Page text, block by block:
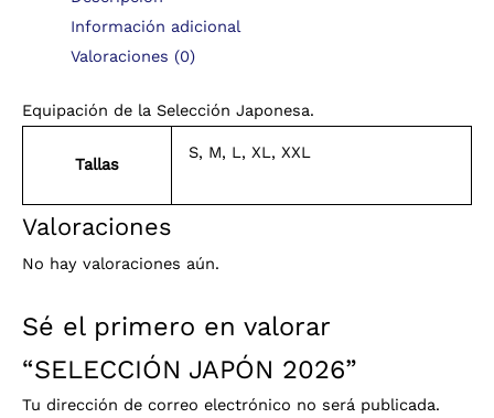
Información adicional
Valoraciones (0)
Equipación de la Selección Japonesa.
Tallas
S, M, L, XL, XXL
Valoraciones
No hay valoraciones aún.
Sé el primero en valorar
“SELECCIÓN JAPÓN 2026”
Tu dirección de correo electrónico no será publicada.